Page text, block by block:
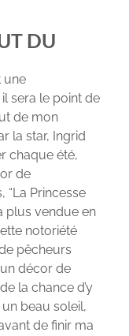
DU
une
sera le point de
de mon
la star, Ingrid
chaque été,
de
“La Princesse
plus vendue en
notoriété
pêcheurs
décor de
la chance d’y
beau soleil,
de finir ma